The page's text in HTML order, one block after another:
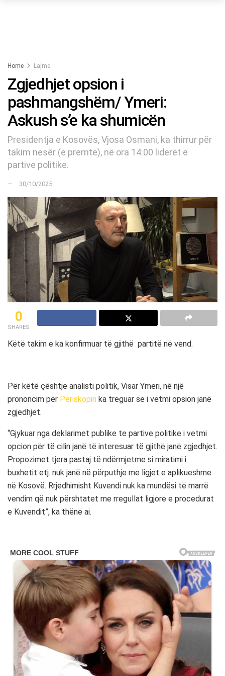
Home Lajme
Zgjedhjet opsion i
pashmangshëm/ Ymeri:
Askush s’e ka shumicën
Presidentja e Kosovës, Vjosa Osmani, ka thirrur për
takim nesër (e premte), në ora 14:00 liderët e
partive politike.
30/10/2025
0
SHARES
Këtë takim e ka konfirmuar të gjithë partitë në vend.
Për këtë çështje analisti politik, Visar Ymeri, në një
prononcim për Periskopin ka treguar se i vetmi opsion janë
zgjedhjet.
“Gjykuar nga deklarimet publike te partive politike i vetmi
opcion për të cilin janë të interesuar të gjithë janë zgjedhjet.
Propozimet tjera pastaj të ndërmjetme si miratimi i
buxhetit etj. nuk janë në përputhje me ligjet e aplikueshme
në Kosovë. Rrjedhimisht Kuvendi nuk ka mundësi të marrë
vendim që nuk përshtatet me rregullat ligjore e procedurat
e Kuvendit”, ka thënë ai.